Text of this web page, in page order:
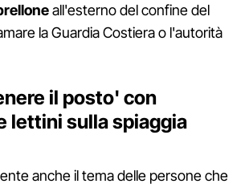
all'esterno del confine del
la Guardia Costiera o l'autorità
il posto' con
lettini sulla spiaggia
anche il tema delle persone che